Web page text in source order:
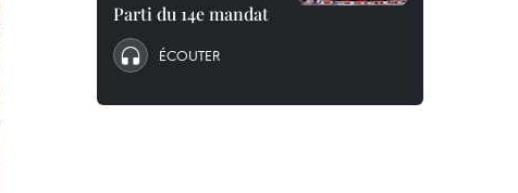
Parti du 14e mandat
ÉCOUTER